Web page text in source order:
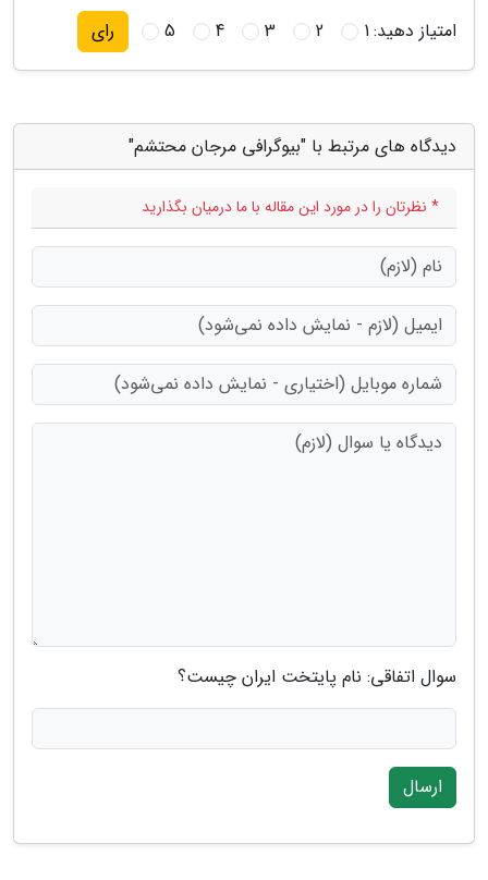
امتیاز دهید:1
2
3
4
5 رای
دیدگاه های مرتبط با "بیوگرافی مرجان محتشم"
* نظرتان را در مورد این مقاله با ما درمیان بگذارید
سوال اتفاقی: نام پایتخت ایران چیست؟
ارسال